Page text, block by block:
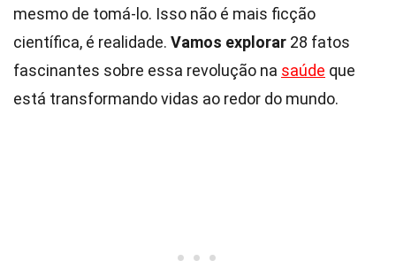
mesmo de tomá-lo. Isso não é mais ficção
científica, é realidade. Vamos explorar 28 fatos
fascinantes sobre essa revolução na saúde que
está transformando vidas ao redor do mundo.